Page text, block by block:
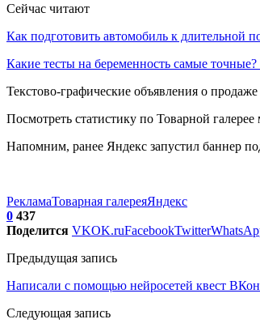
Сейчас читают
Как подготовить автомобиль к длительной
Какие тесты на беременность самые
Текстово-графические объявления о
Посмотреть статистику по Товарной
Напомним, ранее Яндекс запустил баннер
РекламаТоварная галереяЯндекс
0 437
Поделится VKOK.ruFacebookTwitter
Предыдущая запись
Написали с помощью нейросетей квест
Следующая запись